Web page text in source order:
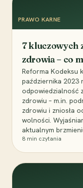
PRAWO KARNE
7 kluczowych
zdrowia – co
Reforma Kodeksu
października 2023
odpowiedzialność
zdrowiu – m.in.
zdrowiu i zniosła
wolności.
aktualnym
8 min czytania